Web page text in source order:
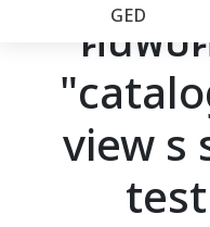
เว็บไซต์อิกไนท์
โปรโมชั่น
วางแผนการ
เข้าสู่ระบบ
GED
ค้นพบ
view s